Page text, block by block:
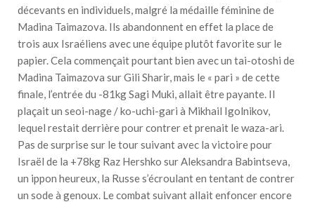
décevants en individuels, malgré la médaille féminine de
Madina Taimazova. Ils abandonnent en effet la place de
trois aux Israéliens avec une équipe plutôt favorite sur le
papier. Cela commençait pourtant bien avec un tai-otoshi de
Madina Taimazova sur Gili Sharir, mais le « pari » de cette
finale, l’entrée du -81kg Sagi Muki, allait être payante. Il
plaçait un seoi-nage / ko-uchi-gari à Mikhail Igolnikov,
lequel restait derrière pour contrer et prenait le waza-ari.
Pas de surprise sur le tour suivant avec la victoire pour
Israël de la +78kg Raz Hershko sur Aleksandra Babintseva,
un ippon heureux, la Russe s’écroulant en tentant de contrer
un sode à genoux. Le combat suivant allait enfoncer encore